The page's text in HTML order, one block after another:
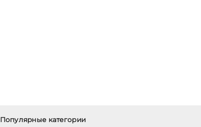
Популярные категории